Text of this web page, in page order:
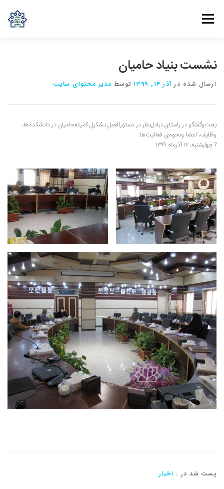
فهرست
نشست بنیاد حامیان
ارسال شده در آذر ۱۴, ۱۳۹۹ توسط مدیر محتوای سایت
بحث‌و‌‌‌گفتگو در راستای تبادل‌نظر در دستورالعمل تشکیل کمیته‌حامیان در دانشکده‌ها،
وظایف، اعضا ونحوه‌ی فعالیت‌ها.
?️ چهارشنبه، ۱۲ آذرماه ۱۳۹۹
پست شد در : اخبار